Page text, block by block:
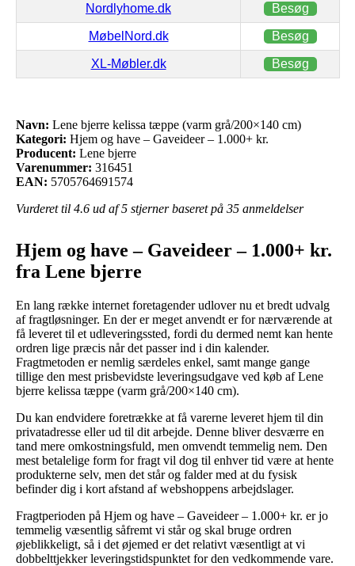
Nordlyhome.dk Besøg
MøbelNord.dk Besøg
XL-Møbler.dk Besøg
Navn: Lene bjerre kelissa tæppe (varm grå/200×140 cm)
Kategori: Hjem og have – Gaveideer – 1.000+ kr.
Producent: Lene bjerre
Varenummer: 316451
EAN: 5705764691574
Vurderet til 4.6 ud af 5 stjerner baseret på 35 anmeldelser
Hjem og have – Gaveideer – 1.000+ kr.
fra Lene bjerre
En lang række internet foretagender udlover nu et bredt udvalg
af fragtløsninger. En der er meget anvendt er for nærværende at
få leveret til et udleveringssted, fordi du dermed nemt kan hente
ordren lige præcis når det passer ind i din kalender.
Fragtmetoden er nemlig særdeles enkel, samt mange gange
tillige den mest prisbevidste leveringsudgave ved køb af Lene
bjerre kelissa tæppe (varm grå/200×140 cm).
Du kan endvidere foretrække at få varerne leveret hjem til din
privatadresse eller ud til dit arbejde. Denne bliver desværre en
tand mere omkostningsfuld, men omvendt temmelig nem. Den
mest betalelige form for fragt vil dog til enhver tid være at hente
produkterne selv, men det står og falder med at du fysisk
befinder dig i kort afstand af webshoppens arbejdslager.
Fragtperioden på Hjem og have – Gaveideer – 1.000+ kr. er jo
temmelig væsentlig såfremt vi står og skal bruge ordren
øjeblikkeligt, så i det øjemed er det relativt væsentligt at vi
dobbelttjekker leveringstidspunktet for den vedkommende vare.